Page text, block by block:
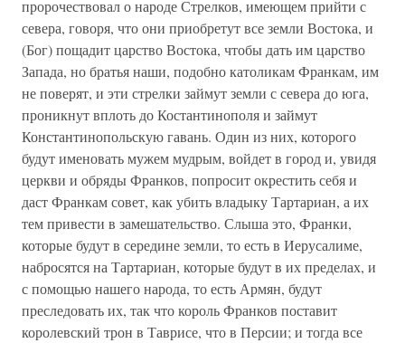
пророчествовал о народе Стрелков, имеющем прийти с
севера, говоря, что они приобретут все земли Востока, и
(Бог) пощадит царство Востока, чтобы дать им царство
Запада, но братья наши, подобно католикам Франкам, им
не поверят, и эти стрелки займут земли с севера до юга,
проникнут вплоть до Костантинополя и займут
Константинопольскую гавань. Один из них, которого
будут именовать мужем мудрым, войдет в город и, увидя
церкви и обряды Франков, попросит окрестить себя и
даст Франкам совет, как убить владыку Тартариан, а их
тем привести в замешательство. Слыша это, Франки,
которые будут в середине земли, то есть в Иерусалиме,
набросятся на Тартариан, которые будут в их пределах, и
с помощью нашего народа, то есть Армян, будут
преследовать их, так что король Франков поставит
королевский трон в Таврисе, что в Персии; и тогда все